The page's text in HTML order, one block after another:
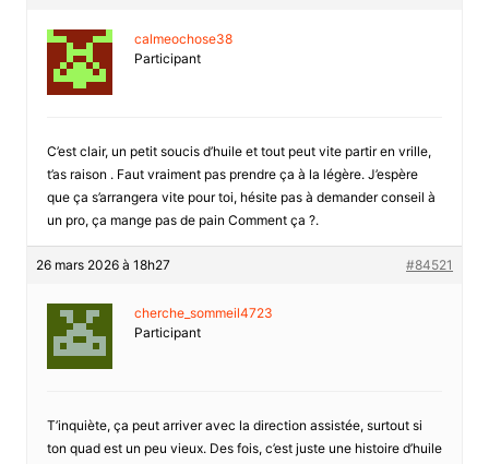
calmeochose38
Participant
C’est clair, un petit soucis d’huile et tout peut vite partir en vrille,
t’as raison . Faut vraiment pas prendre ça à la légère. J’espère
que ça s’arrangera vite pour toi, hésite pas à demander conseil à
un pro, ça mange pas de pain Comment ça ?.
26 mars 2026 à 18h27 #84521
cherche_sommeil4723
Participant
T’inquiète, ça peut arriver avec la direction assistée, surtout si
ton quad est un peu vieux. Des fois, c’est juste une histoire d’huile